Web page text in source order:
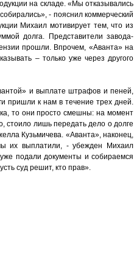
на складе. «Мы отказывались
- пояснил коммерческий
Михаил мотивирует тем, что из
долга. Представители завода-
прошли. Впрочем, «Аванта» на
– только уже через другого
и выплате штрафов и пеней,
пришли к нам в течение трех дней.
то они просто смешны: на момент
стоило лишь передать дело о долге
Кузьмичева. «Аванта», наконец,
их выплатили, - убежден Михаил
подали документы и собираемся
суд решит, кто прав».